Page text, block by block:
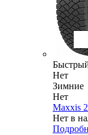
Нет
Зимние
Нет
Maxxis
Нет в